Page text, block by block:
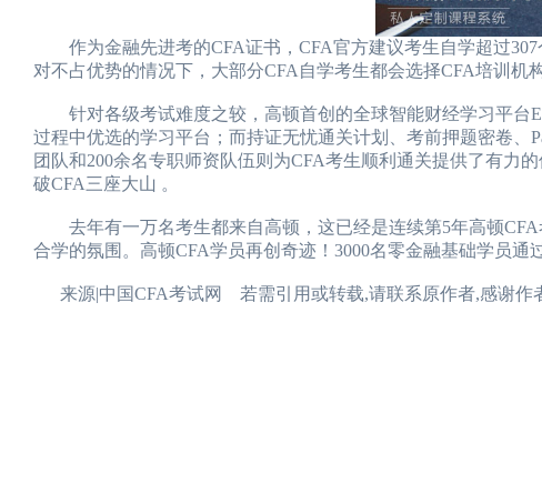
作为金融先进考的CFA证书，CFA官方建议考生自学超过307
对不占优势的情况下，大部分CFA自学考生都会选择CFA培训机
针对各级考试难度之较，高顿首创的全球智能财经学习平台
过程中优选的学习平台；而持证无忧通关计划、考前押题密卷、
团队和200余名专职师资队伍则为CFA考生顺利通关提供了有力
破CFA三座大山 。
去年有一万名考生都来自高顿，这已经是连续第5年高顿CFA
合学的氛围。高顿CFA学员再创奇迹！3000名零金融基础学员通
来源|中国CFA考试网 若需引用或转载,请联系原作者,感谢作